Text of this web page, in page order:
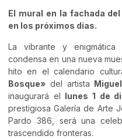
El mural en la fachada
en los próximos días.
La vibrante y
condensa en una nueva
hito en el calendario
Bosque» del artista
inaugurará el lunes 1 de
prestigiosa Galería de Arte
Pardo 386, será una
trascendido fronteras.